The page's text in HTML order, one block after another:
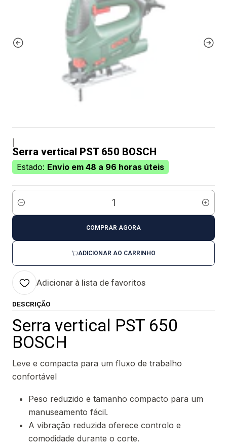
Serra vertical PST 650 BOSCH
Estado: Envio em 48 a 96 horas úteis
Quantidade
ADICIONAR AO CARRINHO
COMPRAR AGORA
Adicionar à lista de favoritos
DESCRIÇÃO
Serra vertical PST 650
BOSCH
Leve e compacta para um fluxo de trabalho
confortável
Peso reduzido e tamanho compacto para um
manuseamento fácil.
A vibração reduzida oferece controlo e
comodidade durante o corte.